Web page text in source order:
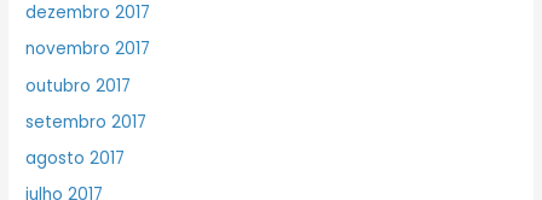
dezembro 2017
novembro 2017
outubro 2017
setembro 2017
agosto 2017
julho 2017